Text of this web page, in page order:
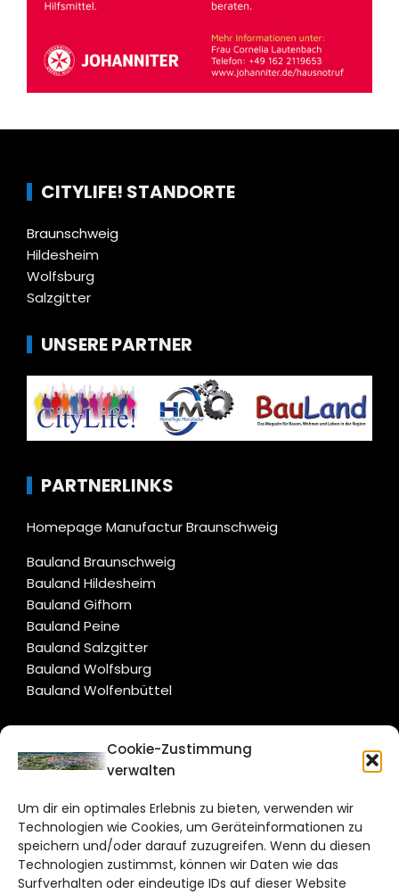
Cookie-Zustimmung
verwalten
Um dir ein optimales Erlebnis zu bieten, verwenden wir
Technologien wie Cookies, um Geräteinformationen zu
speichern und/oder darauf zuzugreifen. Wenn du diesen
Technologien zustimmst, können wir Daten wie das
Surfverhalten oder eindeutige IDs auf dieser Website
CITYLIFE! STANDORTE
Braunschweig
Hildesheim
Wolfsburg
Salzgitter
UNSERE PARTNER
PARTNERLINKS
Homepage Manufactur Braunschweig
Bauland Braunschweig
Bauland Hildesheim
Bauland Gifhorn
Bauland Peine
Bauland Salzgitter
Bauland Wolfsburg
Bauland Wolfenbüttel
CITYLIFE!
Bruchtorwall 12
38100 Braunschweig
Telefon: 0531 387220 – 65